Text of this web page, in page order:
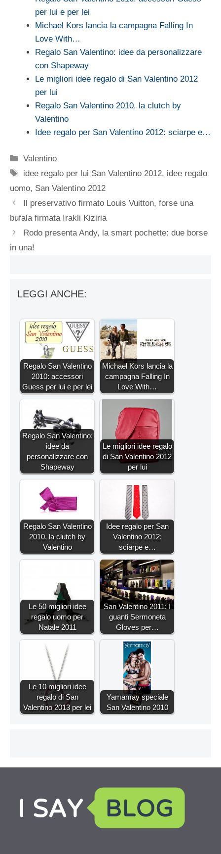
per lui e per lei
Michael Kors lancia la campagna Falling In
Love With…
Regalo San Valentino: idee da personalizzare
con Shapeway
Le migliori idee regalo di San Valentino 2012
per lui
Regalo San Valentino 2010, la clutch by
Valentino
Idee regalo per San Valentino 2012: sciarpe e…
Categorie
Valentino
Tag
idee regalo per lui San Valentino 2012, idee regalo
uomo, San Valentino 2012
Il preservativo firmato Louis Vuitton, forse una
bufala firmata Irakli Kiziria
Rodo presenta Andy, la smart pochette: due borse
in una!
LEGGI ANCHE:
Regalo San Valentino
2010: accessori
Guess per lui e per lei
Michael Kors lancia la
campagna Falling In
Love With…
Regalo San Valentino:
idee da
personalizzare con
Shapeway
Le migliori idee regalo
di San Valentino 2012
per lui
Regalo San Valentino
2010, la clutch by
Valentino
Idee regalo per San
Valentino 2012:
sciarpe e…
Le 50 migliori idee
regalo uomo per
Natale 2011
San Valentino 2011: I
guanti Sermoneta
Gloves per…
Le 10 migliori idee
regalo di San
Valentino 2013 per lei
Yamamay speciale
San Valentino 2010